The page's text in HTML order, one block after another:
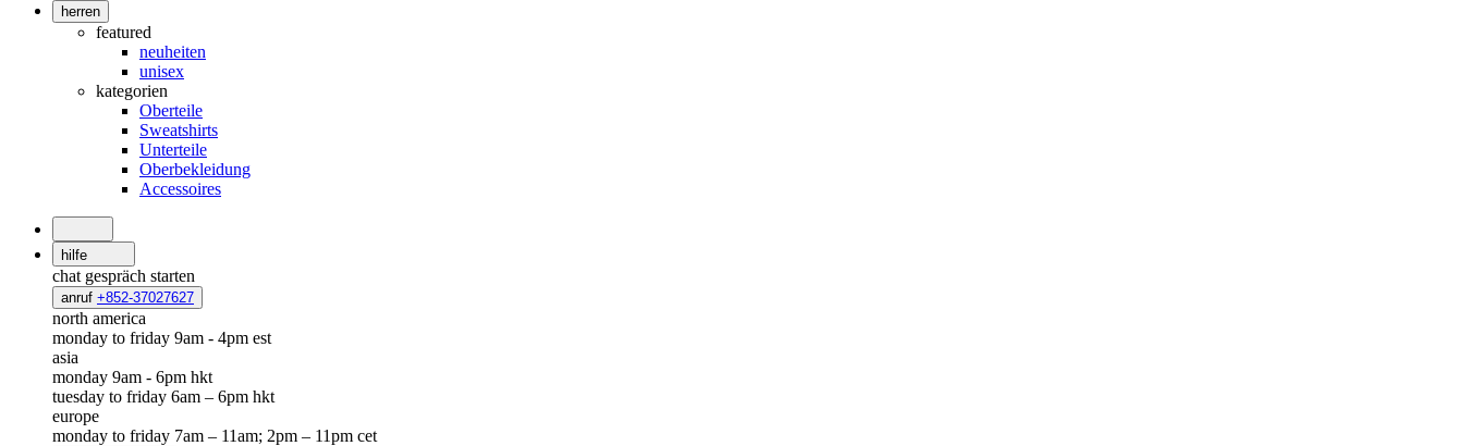
herren
featured
neuheiten
unisex
kategorien
Oberteile
Sweatshirts
Unterteile
Oberbekleidung
Accessoires
hilfe
chat gespräch starten
anruf +852-37027627
north america
monday to friday 9am - 4pm est
asia
monday 9am - 6pm hkt
tuesday to friday 6am – 6pm hkt
europe
monday to friday 7am – 11am; 2pm – 11pm cet